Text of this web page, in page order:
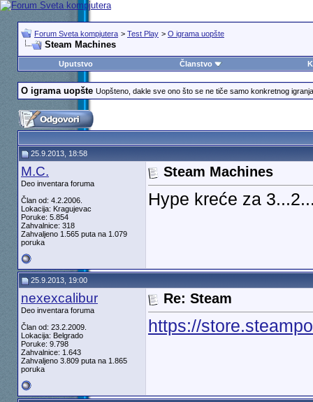
Forum Sveta kompjutera > Test Play > O igrama uopšte
Steam Machines
Uputstvo Članstvo
O igrama uopšte Uopšteno, dakle sve ono što se ne tiče samo konkretnog
25.9.2013, 18:58
M.C.
Deo inventara foruma
Član od: 4.2.2006.
Lokacija: Kragujevac
Poruke: 5.854
Zahvalnice: 318
Zahvaljeno 1.565 puta na 1.079
poruka
Steam Machines
Hype kreće za
25.9.2013, 19:00
nexexcalibur
Deo inventara foruma
Član od: 23.2.2009.
Lokacija: Belgrado
Poruke: 9.798
Zahvalnice: 1.643
Zahvaljeno 3.809 puta na 1.865
poruka
Re: Steam
https://